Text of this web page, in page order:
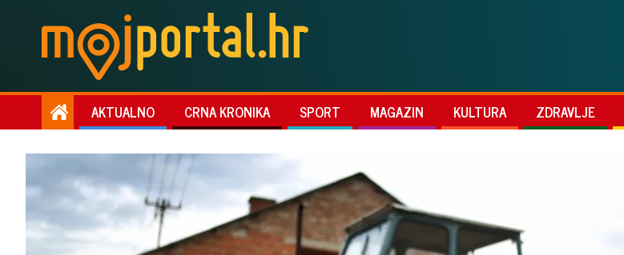
AKTUALNO CRNA KRONIKA SPORT MAGAZIN KULTURA ZDRAVLJE